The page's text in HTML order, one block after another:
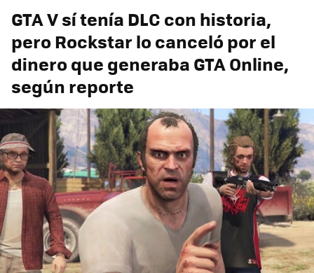
GTA V sí tenía DLC con historia,
pero Rockstar lo canceló por el
dinero que generaba GTA Online,
según reporte